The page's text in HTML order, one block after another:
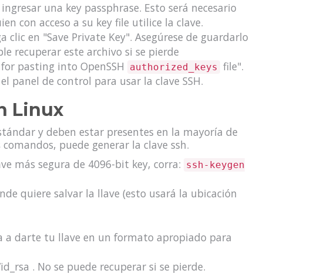
una key passphrase. Esto será necesario
con acceso a su key file utilice la clave.
clic en "Save Private Key". Asegúrese de guardarlo
recuperar este archivo si se pierde
pasting into OpenSSH
authorized_keys file".
panel de control para usar la clave SSH.
Linux
y deben estar presentes en la mayoría de
puede generar la clave ssh.
más segura de 4096-bit key, corra: ssh-keygen
quiere salvar la llave (esto usará la ubicación
a darte tu llave en un formato apropiado para
. No se puede recuperar si se pierde.